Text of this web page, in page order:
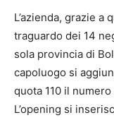
L’azienda, grazie a
traguardo dei 14
sola provincia di
capoluogo si
quota 110 il
L’opening si